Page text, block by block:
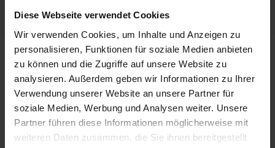
Diese Webseite verwendet Cookies
Wir verwenden Cookies, um Inhalte und Anzeigen zu
personalisieren, Funktionen für soziale Medien anbieten
zu können und die Zugriffe auf unsere Website zu
analysieren. Außerdem geben wir Informationen zu Ihrer
Verwendung unserer Website an unsere Partner für
soziale Medien, Werbung und Analysen weiter. Unsere
Partner führen diese Informationen möglicherweise mit
weiteren Daten zusammen, die Sie ihnen bereitgestellt
21168
Beschreibung
Olivia Garden Prothermal Bürste 45 mm/ 60 mm Der
Bestseller von Olivia Garden überzeugt durch sein
hervorragendes Preis-Leis…Mehr
Informationen zur Produktsicherheit